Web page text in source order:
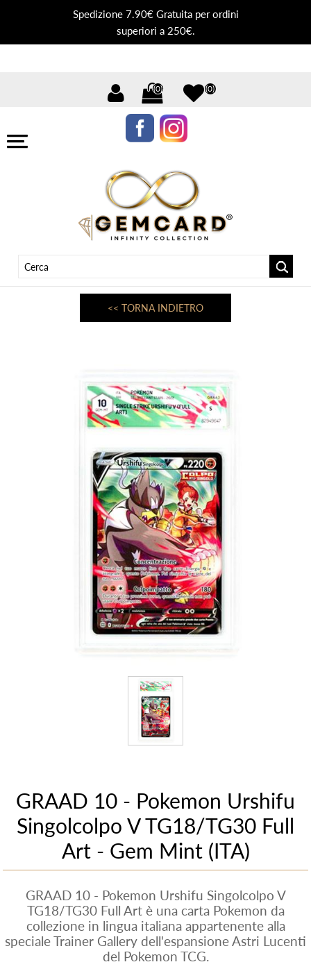
Spedizione 7.90€ Gratuita per ordini
superiori a 250€.
(0) (0)
<< TORNA INDIETRO
GRAAD 10 - Pokemon Urshifu
Singolcolpo V TG18/TG30 Full
Art - Gem Mint (ITA)
GRAAD 10 - Pokemon Urshifu Singolcolpo V
TG18/TG30 Full Art è una carta Pokemon da
collezione in lingua italiana appartenente alla
speciale Trainer Gallery dell'espansione Astri Lucenti
del Pokemon TCG.